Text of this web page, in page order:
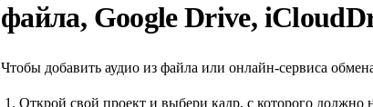
файла, Google Drive,
Чтобы добавить аудио из файла или онлайн-сервиса
Открой свой проект и выбери кадр, с которого должно